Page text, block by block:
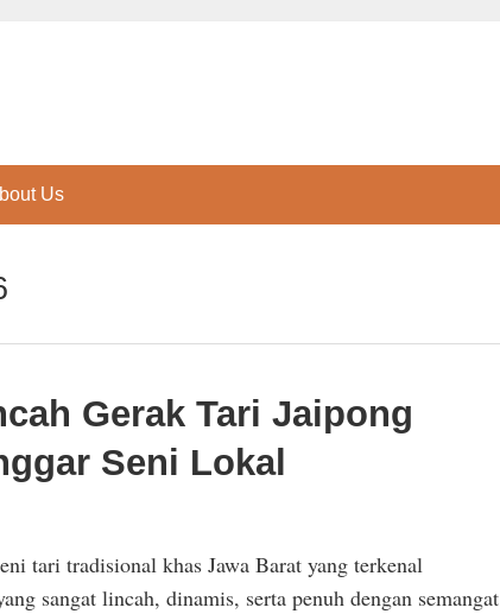
Us
Gerak Tari Jaipong
Seni Lokal
tari tradisional khas Jawa Barat yang terkenal
sangat lincah, dinamis, serta penuh dengan semangat